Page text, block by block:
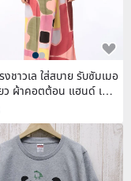
งชาวเล ใส่สบาย รับซัมเมอ
ว ผ้าคอตต้อน แฮนด์ เพ้น